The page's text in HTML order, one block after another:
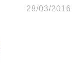
28/03/2016